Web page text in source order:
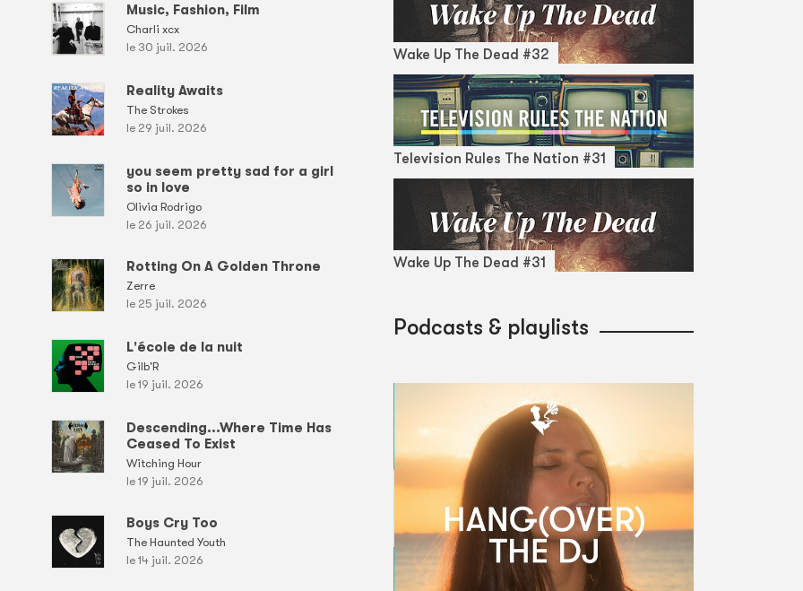
Music, Fashion, Film
Charli xcx
le 30 juil. 2026
Reality Awaits
The Strokes
le 29 juil. 2026
you seem pretty sad for a girl
so in love
Olivia Rodrigo
le 26 juil. 2026
Rotting On A Golden Throne
Zerre
le 25 juil. 2026
L'école de la nuit
Gilb'R
le 19 juil. 2026
Descending...Where Time Has
Ceased To Exist
Witching Hour
le 19 juil. 2026
Boys Cry Too
The Haunted Youth
le 14 juil. 2026
Wake Up The Dead #32
Television Rules The Nation #31
Wake Up The Dead #31
Podcasts & playlists